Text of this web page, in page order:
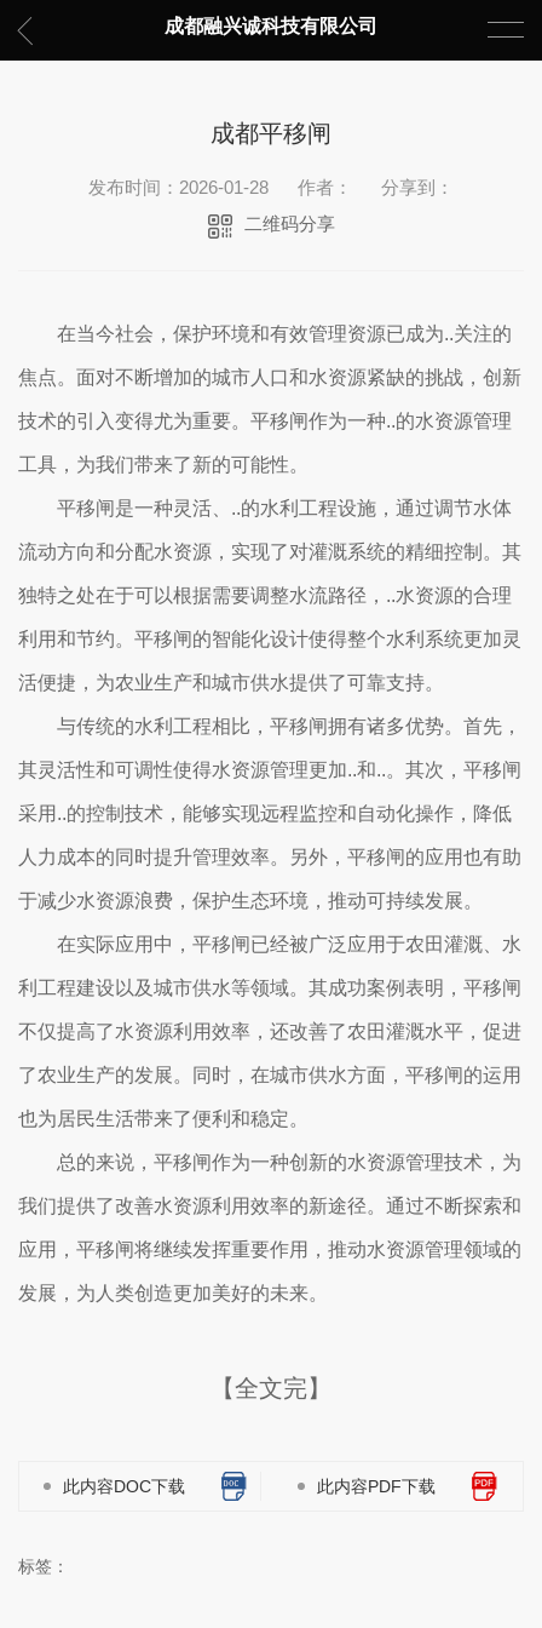
成都融兴诚科技有限公司
成都平移闸
发布时间：2026-01-28 作者：
分享到：
二维码分享
在当今社会，保护环境和有效管理资源已成为..关注的
焦点。面对不断增加的城市人口和水资源紧缺的挑战，创新
技术的引入变得尤为重要。平移闸作为一种..的水资源管理
工具，为我们带来了新的可能性。
平移闸是一种灵活、..的水利工程设施，通过调节水体
流动方向和分配水资源，实现了对灌溉系统的精细控制。其
独特之处在于可以根据需要调整水流路径，..水资源的合理
利用和节约。平移闸的智能化设计使得整个水利系统更加灵
活便捷，为农业生产和城市供水提供了可靠支持。
与传统的水利工程相比，平移闸拥有诸多优势。首先，
其灵活性和可调性使得水资源管理更加..和..。其次，平移闸
采用..的控制技术，能够实现远程监控和自动化操作，降低
人力成本的同时提升管理效率。另外，平移闸的应用也有助
于减少水资源浪费，保护生态环境，推动可持续发展。
在实际应用中，平移闸已经被广泛应用于农田灌溉、水
利工程建设以及城市供水等领域。其成功案例表明，平移闸
不仅提高了水资源利用效率，还改善了农田灌溉水平，促进
了农业生产的发展。同时，在城市供水方面，平移闸的运用
也为居民生活带来了便利和稳定。
总的来说，平移闸作为一种创新的水资源管理技术，为
我们提供了改善水资源利用效率的新途径。通过不断探索和
应用，平移闸将继续发挥重要作用，推动水资源管理领域的
发展，为人类创造更加美好的未来。
【全文完】
此内容DOC下载 此内容PDF下载
标签：